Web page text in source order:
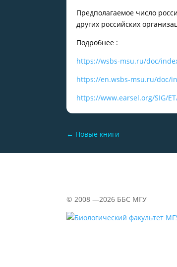
Предполагаемое число
других российских
Подробнее :
https://wsbs-msu.ru/doc/
https://en.wsbs-msu.ru/doc/
https://www.earsel.org/SIG/
← Новые книги
© 2008 —2026 ББС МГУ